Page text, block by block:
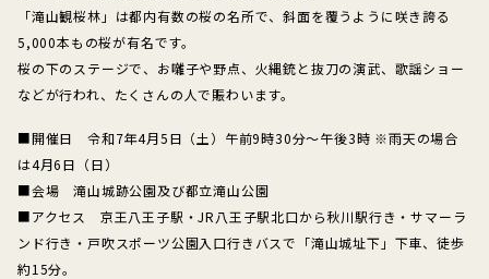
「滝山観桜林」は都内有数の桜の名所で、斜面を覆うように咲き誇る
5,000本もの桜が有名です。
桜の下のステージで、お囃子や野点、火縄銃と抜刀の演武、歌謡ショー
などが行われ、たくさんの人で賑わいます。
■開催日 令和7年4月5日（土）午前9時30分～午後3時 ※雨天の場合
は4月6日（日）
■会場 滝山城跡公園及び都立滝山公園
■アクセス 京王八王子駅・JR八王子駅北口から秋川駅行き・サマーラ
ンド行き・戸吹スポーツ公園入口行きバスで「滝山城址下」下車、徒歩
約15分。